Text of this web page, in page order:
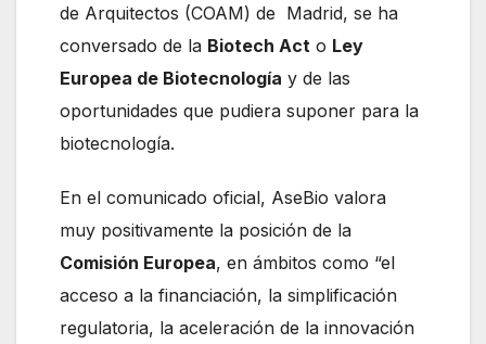
de Arquitectos (COAM) de Madrid, se ha
conversado de la Biotech Act o Ley
Europea de Biotecnología y de las
oportunidades que pudiera suponer para la
biotecnología.
En el comunicado oficial, AseBio valora
muy positivamente la posición de la
Comisión Europea, en ámbitos como “el
acceso a la financiación, la simplificación
regulatoria, la aceleración de la innovación